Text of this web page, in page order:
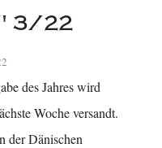
3/22
des Jahres wird
Woche versandt.
der Dänischen